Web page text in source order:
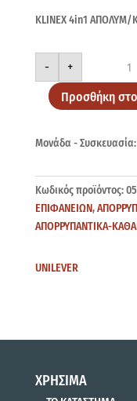
KLINEX 4in1 ΑΠΟΛΥΜ/
-
KLINEX
ΑΝΤΛΙΑ
750ml
ποσότητα
+
Προσθήκη
Μονάδα -
Κωδικός προϊόντος:
ΕΠΙΦΑΝΕΙΩΝ,
ΑΠΟΡΡΥΠΑΝΤΙΚΑ-
UNILEVER
ΧΡΗΣΙΜΑ